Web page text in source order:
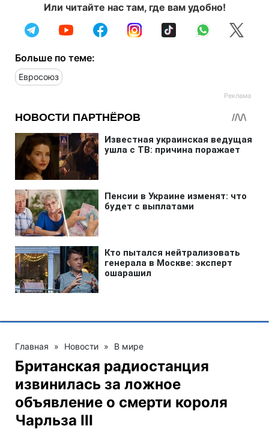
Или читайте нас там, где вам удобно!
Больше по теме:
Евросоюз
Главная » Новости » В мире
Британская радиостанция
извинилась за ложное
объявление о смерти короля
Чарльза III